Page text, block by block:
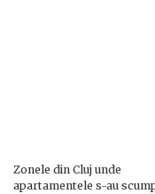
Zonele din Cluj unde
apartamentele s-au